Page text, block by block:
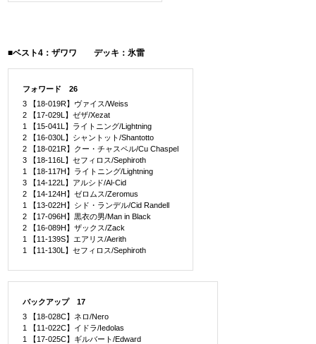
■ベスト4：ザワワ デッキ：氷雷
フォワード 26
3 【18-019R】ヴァイス/Weiss
2 【17-029L】ゼザ/Xezat
1 【15-041L】ライトニング/Lightning
2 【16-030L】シャントット/Shantotto
2 【18-021R】クー・チャスペル/Cu Chaspel
3 【18-116L】セフィロス/Sephiroth
1 【18-117H】ライトニング/Lightning
3 【14-122L】アルシド/Al-Cid
2 【14-124H】ゼロムス/Zeromus
1 【13-022H】シド・ランデル/Cid Randell
2 【17-096H】黒衣の男/Man in Black
2 【16-089H】ザックス/Zack
1 【11-139S】エアリス/Aerith
1 【11-130L】セフィロス/Sephiroth
バックアップ 17
3 【18-028C】ネロ/Nero
1 【11-022C】イドラ/Iedolas
1 【17-025C】ギルバート/Edward